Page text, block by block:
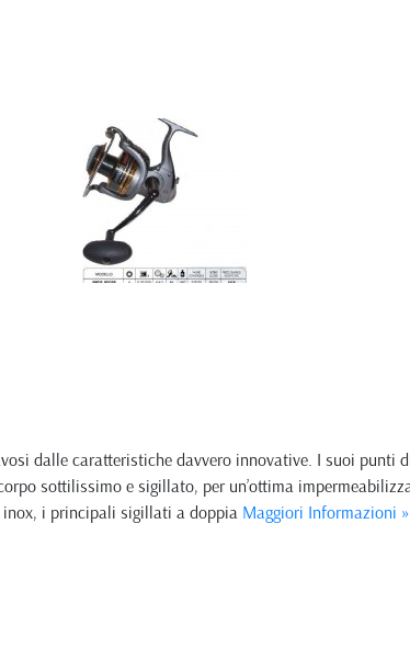
dalle caratteristiche davvero innovative. I suoi punti
sottilissimo e sigillato, per un’ottima
i principali sigillati a doppia Maggiori Informazioni »